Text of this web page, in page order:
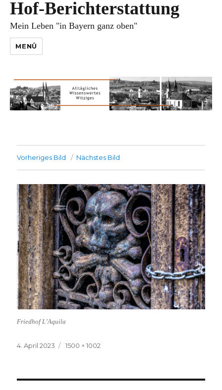
Hof-Berichterstattung
Mein Leben "in Bayern ganz oben"
MENÜ
Vorheriges Bild Nächstes Bild
Friedhof L’Aquila
Veröffentlicht
4. April 2023
Volle
1500 × 1002